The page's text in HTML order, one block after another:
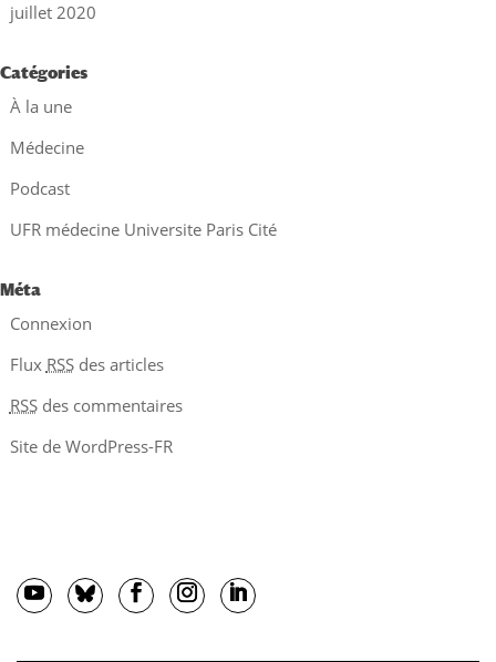
juillet 2020
Catégories
À la une
Médecine
Podcast
UFR médecine Universite Paris Cité
Méta
Connexion
Flux RSSdes articles
RSSdes commentaires
Site de WordPress-FR